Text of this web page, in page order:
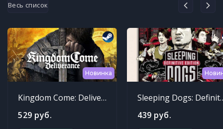
Весь список
Новинка
Kingdom Come: Deliverance
529 руб.
Sleeping
439 руб.